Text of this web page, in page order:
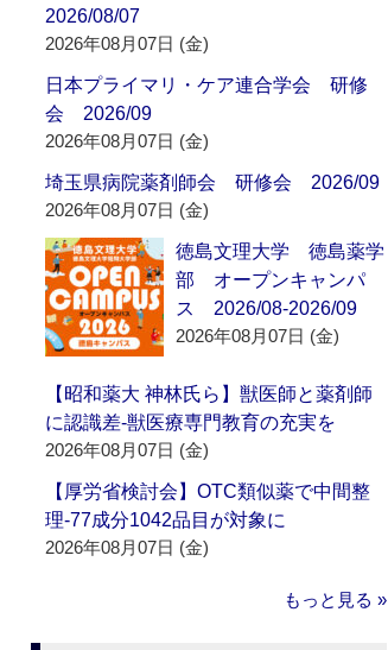
2026/08/07
2026年08月07日 (金)
日本プライマリ・ケア連合学会 研修
会 2026/09
2026年08月07日 (金)
埼玉県病院薬剤師会 研修会 2026/09
2026年08月07日 (金)
徳島文理大学 徳島薬学
部 オープンキャンパ
ス 2026/08-2026/09
2026年08月07日 (金)
【昭和薬大 神林氏ら】獣医師と薬剤師
に認識差‐獣医療専門教育の充実を
2026年08月07日 (金)
【厚労省検討会】OTC類似薬で中間整
理‐77成分1042品目が対象に
2026年08月07日 (金)
もっと見る »